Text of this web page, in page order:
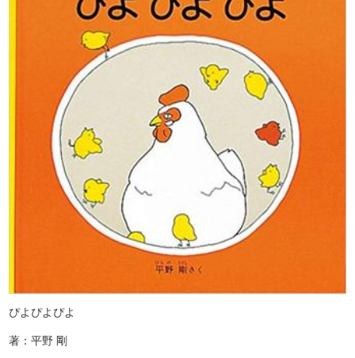
ぴよぴよぴよ
著：平野 剛